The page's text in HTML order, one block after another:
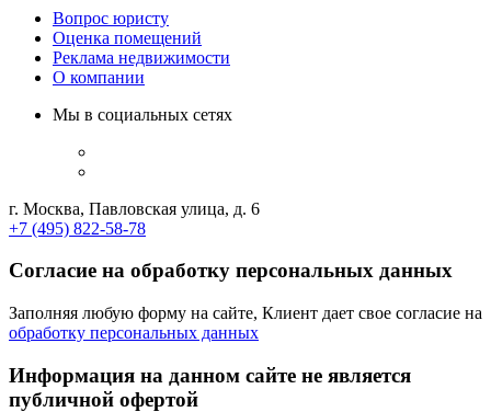
Вопрос юристу
Оценка помещений
Реклама недвижимости
О компании
Мы в социальных сетях
г. Москва, Павловская улица, д. 6
+7 (495) 822-58-78
Согласие на обработку персональных данных
Заполняя любую форму на сайте, Клиент дает свое согласие на
обработку персональных данных
Информация на данном сайте не является
публичной офертой